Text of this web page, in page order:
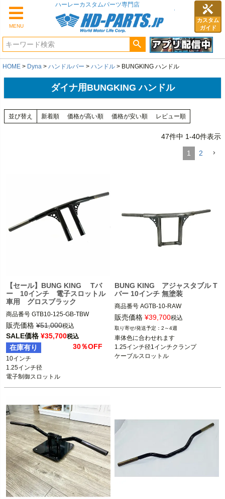
MENU
カスタム
ガイド
HOME Dyna ハンドルバー ハンドル BUNGKING ハンドル
ダイナ用BUNGKING ハンドル
並び替え 新着順 価格が高い順 価格が安い順 レビュー順
47件中 1-40件表示
1 2
【セール】BUNG KING Tバ
ー 10インチ 電子スロットル
車用 グロスブラック
商品番号 GTB10-125-GB-TBW
ライザータイプのハンドル装着車
BUNG KING(バンキン)
販売価格 ¥51,000税込
SALE価格 ¥35,700税込
在庫有り 30％OFF
10インチ
1.25インチ径
電子制御スロットル
BUNG KING アジャスタブル T
バー 10インチ 無塗装
商品番号 AGTB-10-RAW
ケーブルスロットル車
※ツーリング、スプリンガー不可
※ライザータイプのハンドル装着車は
不可。
販売価格 ¥39,700税込
2～4週
車体色に合わせれます
1.25インチ径1インチクランプ
ケーブルスロットル